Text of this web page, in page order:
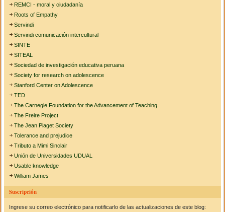
REMCI - moral y ciudadanía
Roots of Empathy
Servindi
Servindi comunicación intercultural
SINTE
SITEAL
Sociedad de investigación educativa peruana
Society for research on adolescence
Stanford Center on Adolescence
TED
The Carnegie Foundation for the Advancement of Teaching
The Freire Project
The Jean Piaget Society
Tolerance and prejudice
Tributo a Mimi Sinclair
Unión de Universidades UDUAL
Usable knowledge
William James
Suscripción
Ingrese su correo electrónico para notificarlo de las actualizaciones de este blog: